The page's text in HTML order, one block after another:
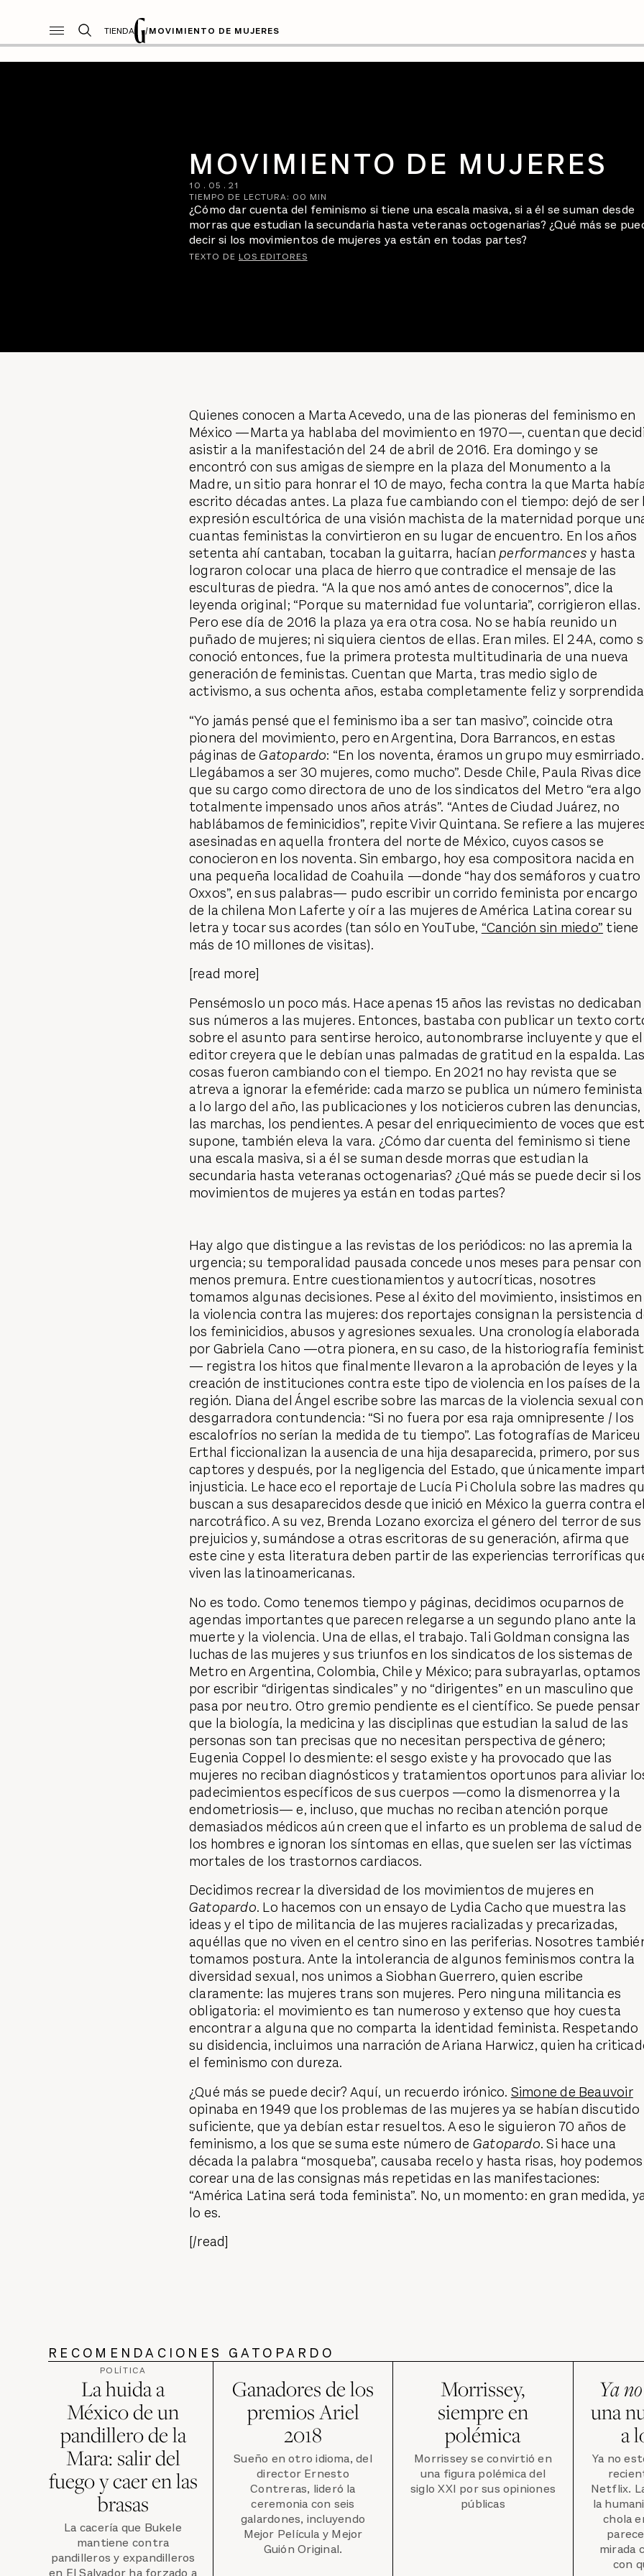
TIENDA /MOVIMIENTO DE MUJERES
MOVIMIENTO DE MUJERES
10 . 05 . 21
TIEMPO DE LECTURA: 00 MIN
¿Cómo dar cuenta del feminismo si tiene una escala masiva, si a él se suman desde
morras que estudian la secundaria hasta veteranas octogenarias? ¿Qué más se
decir si los movimientos de mujeres ya están en todas partes?
TEXTO DE LOS EDITORES
Quienes conocen a Marta Acevedo, una de las pioneras del feminismo en
México —Marta ya hablaba del movimiento en 1970—, cuentan que
asistir a la manifestación del 24 de abril de 2016. Era domingo y se
encontró con sus amigas de siempre en la plaza del Monumento a la
Madre, un sitio para honrar el 10 de mayo, fecha contra la que Marta
escrito décadas antes. La plaza fue cambiando con el tiempo: dejó de ser
expresión escultórica de una visión machista de la maternidad porque
cuantas feministas la convirtieron en su lugar de encuentro. En los años
setenta ahí cantaban, tocaban la guitarra, hacíanperformances y hasta
lograron colocar una placa de hierro que contradice el mensaje de las
esculturas de piedra. “A la que nos amó antes de conocernos”, dice la
leyenda original; “Porque su maternidad fue voluntaria”, corrigieron ellas.
Pero ese día de 2016 la plaza ya era otra cosa. No se había reunido un
puñado de mujeres; ni siquiera cientos de ellas. Eran miles. El 24A, como
conoció entonces, fue la primera protesta multitudinaria de una nueva
generación de feministas. Cuentan que Marta, tras medio siglo de
activismo, a sus ochenta años, estaba completamente feliz y
“Yo jamás pensé que el feminismo iba a ser tan masivo”, coincide otra
pionera del movimiento, pero en Argentina, Dora Barrancos, en estas
páginas deGatopardo: “En los noventa, éramos un grupo muy esmirriado.
Llegábamos a ser 30 mujeres, como mucho”. Desde Chile, Paula Rivas dice
que su cargo como directora de uno de los sindicatos del Metro “era algo
totalmente impensado unos años atrás”. “Antes de Ciudad Juárez, no
hablábamos de feminicidios”, repite Vivir Quintana. Se refiere a las
asesinadas en aquella frontera del norte de México, cuyos casos se
conocieron en los noventa. Sin embargo, hoy esa compositora nacida en
una pequeña localidad de Coahuila —donde “hay dos semáforos y cuatro
Oxxos”, en sus palabras— pudo escribir un corrido feminista por encargo
de la chilena Mon Laferte y oír a las mujeres de América Latina corear su
letra y tocar sus acordes (tan sólo en YouTube, “Canción sin miedo” tiene
más de 10 millones de visitas).
[read more]
Pensémoslo un poco más. Hace apenas 15 años las revistas no dedicaban
sus números a las mujeres. Entonces, bastaba con publicar un texto
sobre el asunto para sentirse heroico, autonombrarse incluyente y que el
editor creyera que le debían unas palmadas de gratitud en la espalda.
cosas fueron cambiando con el tiempo. En 2021 no hay revista que se
atreva a ignorar la efeméride: cada marzo se publica un número feminista
a lo largo del año, las publicaciones y los noticieros cubren las denuncias,
las marchas, los pendientes. A pesar del enriquecimiento de voces que
supone, también eleva la vara. ¿Cómo dar cuenta del feminismo si tiene
una escala masiva, si a él se suman desde morras que estudian la
secundaria hasta veteranas octogenarias? ¿Qué más se puede decir si los
movimientos de mujeres ya están en todas partes?
Hay algo que distingue a las revistas de los periódicos: no las apremia la
urgencia; su temporalidad pausada concede unos meses para pensar con
menos premura. Entre cuestionamientos y autocríticas, nosotres
tomamos algunas decisiones. Pese al éxito del movimiento, insistimos en
la violencia contra las mujeres: dos reportajes consignan la persistencia
los feminicidios, abusos y agresiones sexuales. Una cronología elaborada
por Gabriela Cano —otra pionera, en su caso, de la historiografía
— registra los hitos que finalmente llevaron a la aprobación de leyes y la
creación de instituciones contra este tipo de violencia en los países de la
región. Diana del Ángel escribe sobre las marcas de la violencia sexual con
desgarradora contundencia: “Si no fuera por esa raja omnipresente / los
escalofríos no serían la medida de tu tiempo”. Las fotografías de Mariceu
Erthal ficcionalizan la ausencia de una hija desaparecida, primero, por sus
captores y después, por la negligencia del Estado, que únicamente
injusticia. Le hace eco el reportaje de Lucía Pi Cholula sobre las madres
buscan a sus desaparecidos desde que inició en México la guerra contra
narcotráfico. A su vez, Brenda Lozano exorciza el género del terror de sus
prejuicios y, sumándose a otras escritoras de su generación, afirma que
este cine y esta literatura deben partir de las experiencias terroríficas
viven las latinoamericanas.
No es todo. Como tenemos tiempo y páginas, decidimos ocuparnos de
agendas importantes que parecen relegarse a un segundo plano ante la
muerte y la violencia. Una de ellas, el trabajo. Tali Goldman consigna las
luchas de las mujeres y sus triunfos en los sindicatos de los sistemas de
Metro en Argentina, Colombia, Chile y México; para subrayarlas, optamos
por escribir “dirigentas sindicales” y no “dirigentes” en un masculino que
pasa por neutro. Otro gremio pendiente es el científico. Se puede pensar
que la biología, la medicina y las disciplinas que estudian la salud de las
personas son tan precisas que no necesitan perspectiva de género;
Eugenia Coppel lo desmiente: el sesgo existe y ha provocado que las
mujeres no reciban diagnósticos y tratamientos oportunos para aliviar
padecimientos específicos de sus cuerpos —como la dismenorrea y la
endometriosis— e, incluso, que muchas no reciban atención porque
demasiados médicos aún creen que el infarto es un problema de salud de
los hombres e ignoran los síntomas en ellas, que suelen ser las víctimas
mortales de los trastornos cardiacos.
Decidimos recrear la diversidad de los movimientos de mujeres en
Gatopardo. Lo hacemos con un ensayo de Lydia Cacho que muestra las
ideas y el tipo de militancia de las mujeres racializadas y precarizadas,
aquéllas que no viven en el centro sino en las periferias. Nosotres
tomamos postura. Ante la intolerancia de algunos feminismos contra la
diversidad sexual, nos unimos a Siobhan Guerrero, quien escribe
claramente: las mujeres trans son mujeres. Pero ninguna militancia es
obligatoria: el movimiento es tan numeroso y extenso que hoy cuesta
encontrar a alguna que no comparta la identidad feminista. Respetando
su disidencia, incluimos una narración de Ariana Harwicz, quien ha
el feminismo con dureza.
¿Qué más se puede decir? Aquí, un recuerdo irónico. Simone de Beauvoir
opinaba en 1949 que los problemas de las mujeres ya se habían discutido
suficiente, que ya debían estar resueltos. A eso le siguieron 70 años de
feminismo, a los que se suma este número de Gatopardo. Si hace una
década la palabra “mosqueba”, causaba recelo y hasta risas, hoy podemos
corear una de las consignas más repetidas en las manifestaciones:
“América Latina será toda feminista”. No, un momento: en gran medida,
lo es.
[/read]
RECOMENDACIONES GATOPARDO
POLÍTICA
La huida a
México de un
pandillero de la
Mara: salir del
fuego y caer en las
brasas
La cacería que Bukele
mantiene contra
pandilleros y expandilleros
Ganadores de los
premios Ariel
2018
Sueño en otro idioma, del
director Ernesto
Contreras, lideró la
ceremonia con seis
galardones, incluyendo
Mejor Película y Mejor
Guión Original.
Morrissey,
siempre en
polémica
Morrissey se convirtió en
una figura polémica del
siglo XXI por sus opiniones
públicas
Ya
una
a
Ya no
Netflix.
la
chola
mirada
con